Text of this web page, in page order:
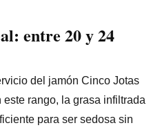
entre 20 y 24
del jamón Cinco Jotas
este rango, la grasa infiltrada
para ser sedosa sin